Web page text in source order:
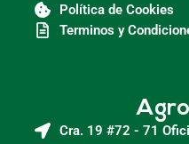
Política de Cookies
Terminos y
Cra. 19 #72 - 71